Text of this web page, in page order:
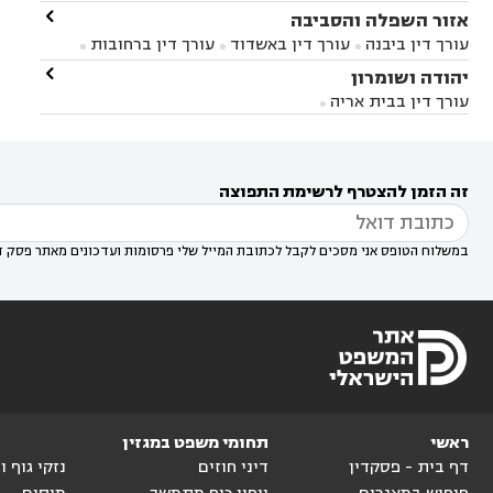
ברק עורך דין בפתח תקווה עורך דין בראשון לציון
עורך דין ברחובות עורך דין בנס ציונה
במודיעין
עורך דין בהרצליה עורך דין בחולון
עורך
דין בקרית אונו
אונו
עורך דין בבת ים
דין בשוהם 
אזור השפלה והסביבה
עורך דין ביבנה  עורך דין באשדוד  עורך דין ברחובות 
עורך דין בראשון לציון עורך דין במודיעין
עורך דין
בבאר יעקב
עורך דין בגדרה

יהודה ושומרון
עורך דין בבית אריה 

זה הזמן להצטרף לרשימת התפוצה
במשלוח הטופס אני מסכים לקבל לכתובת המייל שלי פרסומות ועדכונים מאתר פסק
ראשי
דף בית - פסקדין
תחומי משפט במגזין
דיני חוזים
נזקי גוף